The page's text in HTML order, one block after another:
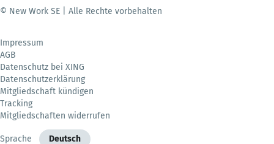
© New Work SE | Alle Rechte vorbehalten
Impressum
AGB
Datenschutz bei XING
Datenschutzerklärung
Mitgliedschaft kündigen
Tracking
Mitgliedschaften widerrufen
Sprache Deutsch